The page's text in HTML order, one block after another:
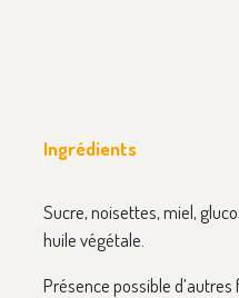
Ingrédients
Sucre, noisettes, miel,
huile végétale.
Présence possible d’autres